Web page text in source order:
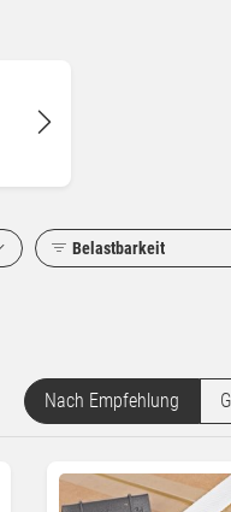
Belastbarkeit
Nach Empfehlung